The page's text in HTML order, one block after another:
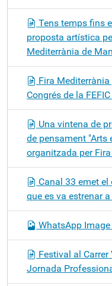
Tens temps fins
proposta artística
Mediterrània de
Fira
Congrés de la
Una vintena de
de pensament
organitzada per
Canal 33 emet
que es va estrenar
WhatsApp
Festival al
Jornada